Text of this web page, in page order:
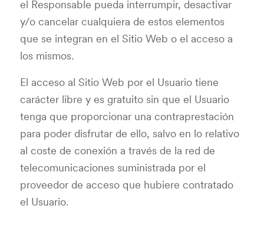
el Responsable pueda interrumpir, desactivar
y/o cancelar cualquiera de estos elementos
que se integran en el Sitio Web o el acceso a
los mismos.
El acceso al Sitio Web por el Usuario tiene
carácter libre y es gratuito sin que el Usuario
tenga que proporcionar una contraprestación
para poder disfrutar de ello, salvo en lo relativo
al coste de conexión a través de la red de
telecomunicaciones suministrada por el
proveedor de acceso que hubiere contratado
el Usuario.